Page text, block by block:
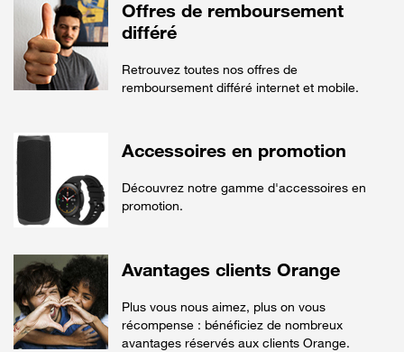
Offres de remboursement
différé
Retrouvez toutes nos offres de
remboursement différé internet et mobile.
Accessoires en promotion
Découvrez notre gamme d'accessoires en
promotion.
Avantages clients Orange
Plus vous nous aimez, plus on vous
récompense : bénéficiez de nombreux
avantages réservés aux clients Orange.